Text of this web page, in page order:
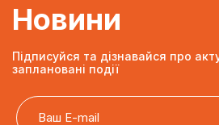
Новини
Підписуйся та дізнавайся про
заплановані події